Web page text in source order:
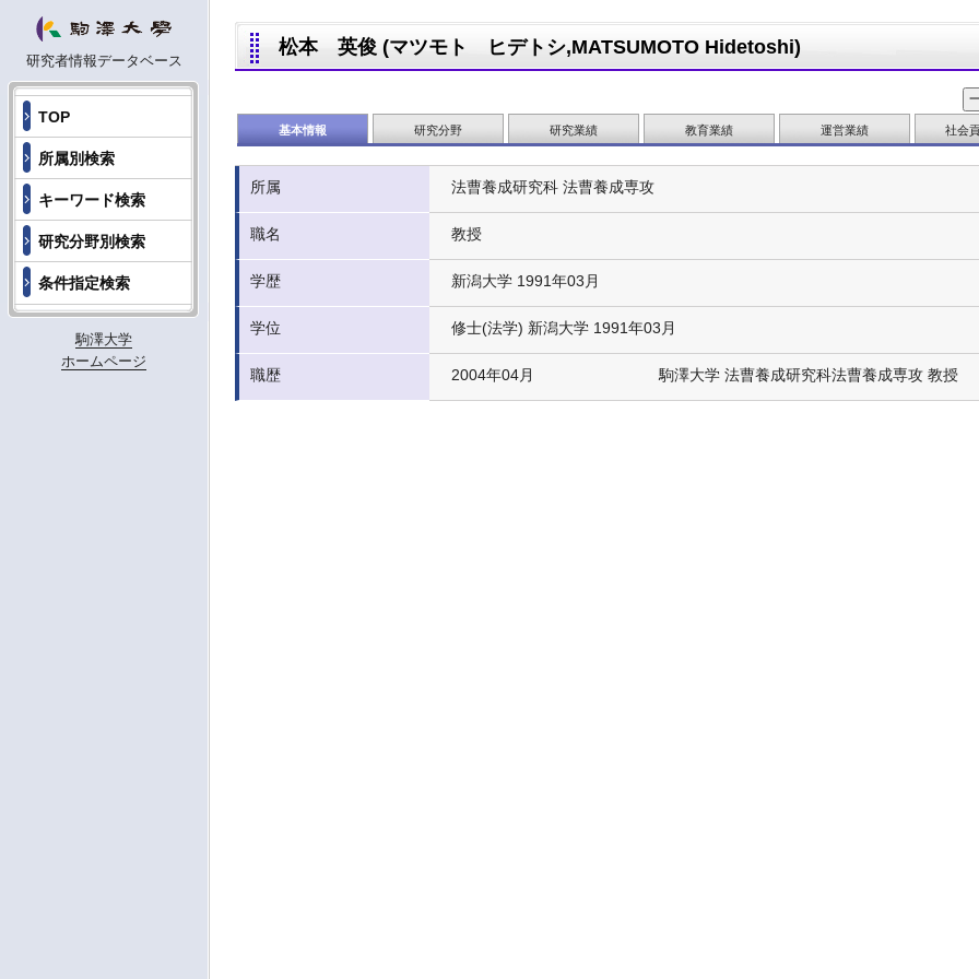
研究者情報データベース
TOP
所属別検索
キーワード検索
研究分野別検索
条件指定検索
駒澤大学
ホームページ
松本 英俊 (マツモト ヒデトシ,MATSUMOTO Hidetoshi)
基本情報 研究分野 研究業績 教育業績 運営業績 社会
所属 法曹養成研究科 法曹養成専攻
職名 教授
学歴 新潟大学 1991年03月
学位 修士(法学) 新潟大学 1991年03月
職歴 2004年04月 駒澤大学 法曹養成研究科法曹養成専攻 教授